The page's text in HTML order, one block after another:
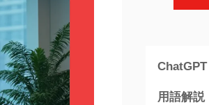
ChatGPT
用語解説